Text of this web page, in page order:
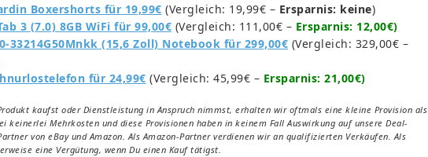
Boxershorts für 19,99€ (Vergleich: 19,99€ – Ersparnis: keine)
3 (7.0) 8GB WiFi für 99,00€ (Vergleich: 111,00€ – Ersparnis: 12,00€)
33214G50Mnkk (15,6 Zoll) Note­book für 299,00€ (Vergleich: 329,00€ –
für 24,99€ (Vergleich: 45,99€ – Ersparnis: 21,00€)
kaufst oder Dienstleistung in Anspruch nimmst, erhalten wir oftmals eine kleine Provision als
keinerlei Mehrkosten und diese Provisionen haben in keinem Fall Auswirkung auf unsere Deal-
von eBay und Amazon. Als Amazon-Partner verdienen wir an qualifizierten Verkäufen. Als
eine Vergütung, wenn Du einen Kauf tätigst.